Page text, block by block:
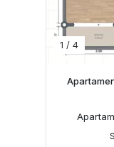
1 / 4